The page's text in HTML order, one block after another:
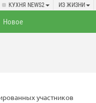
КУХНЯ NEWS2 ИЗ ЖИЗНИ
Новое
участников